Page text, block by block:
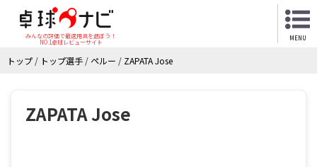
みんなの評価で最適用具を選ぼう！
NO.1卓球レビューサイト
MENU
トップ / トップ選手 / ペルー / ZAPATA Jose
ZAPATA Jose